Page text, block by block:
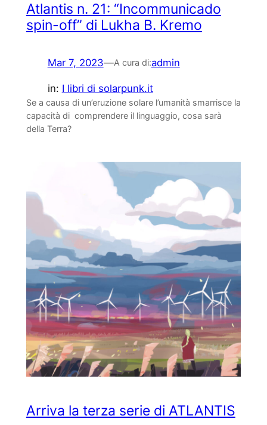
Atlantis n. 21: “Incommunicado
spin-off” di Lukha B. Kremo
Mar 7, 2023—A cura di:admin
in: I libri di solarpunk.it
Se a causa di un’eruzione solare l’umanità smarrisce la
capacità di comprendere il linguaggio, cosa sarà
della Terra?
Arriva la terza serie di ATLANTIS